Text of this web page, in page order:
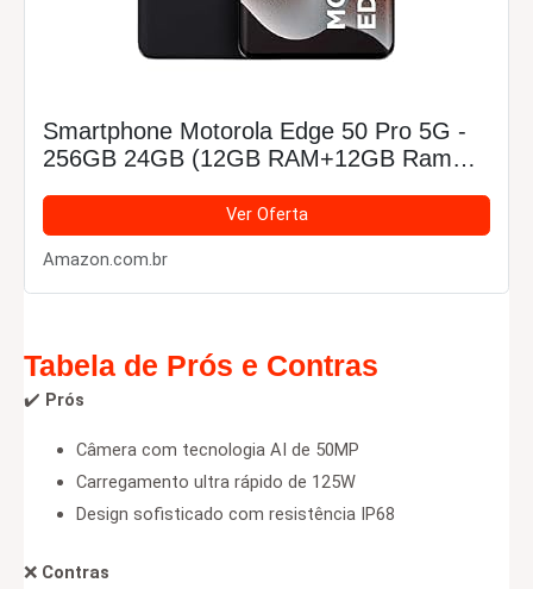
Smartphone Motorola Edge 50 Pro 5G -
256GB 24GB (12GB RAM+12GB Ram
Ver Oferta
Amazon.com.br
Tabela de Prós e Contras
✔️ Prós
Câmera com tecnologia AI de 50MP
Carregamento ultra rápido de 125W
Design sofisticado com resistência IP68
❌ Contras